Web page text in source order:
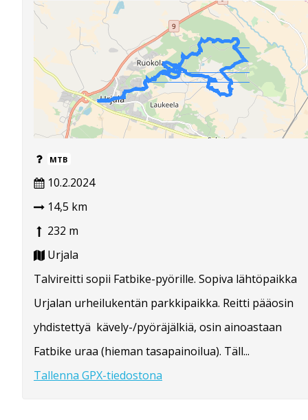
MTB
10.2.2024
14,5 km
232 m
Urjala
Talvireitti sopii Fatbike-pyörille. Sopiva lähtöpaikka
Urjalan urheilukentän parkkipaikka. Reitti pääosin
yhdistettyä kävely-/pyöräjälkiä, osin ainoastaan
Fatbike uraa (hieman tasapainoilua). Täll...
Tallenna GPX-tiedostona